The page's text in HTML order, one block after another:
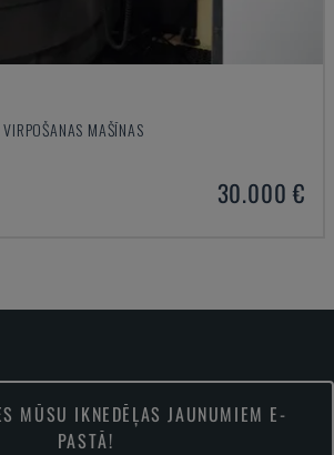
MAŠĪNAS
30.000 €
MŪSU IKNEDĒĻAS JAUNUMIEM E-
PASTĀ!